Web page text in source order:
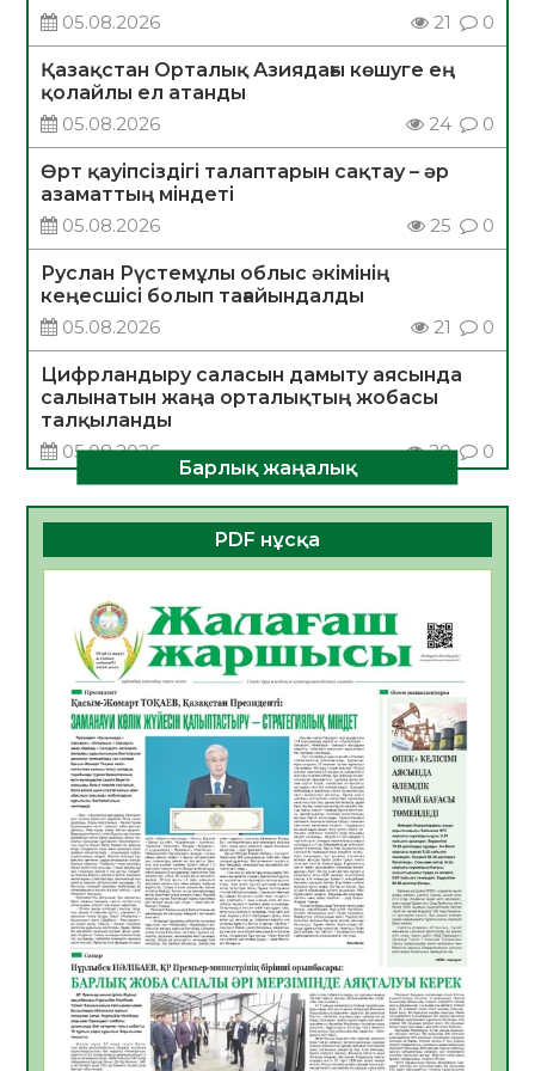
05.08.2026
21 0
Қазақстан Орталық Азиядағы көшуге ең
қолайлы ел атанды
05.08.2026
24 0
Өрт қауіпсіздігі талаптарын сақтау – әр
азаматтың міндеті
05.08.2026
25 0
Руслан Рүстемұлы облыс әкімінің
кеңесшісі болып тағайындалды
05.08.2026
21 0
Цифрландыру саласын дамыту аясында
салынатын жаңа орталықтың жобасы
талқыланды
05.08.2026
20 0
құралдарының таныстырылымы өтті
05.08.2026
21 0
Қазақстандықтардың 72,3%-ы жаңа
Құрылтай үшін дауыс беруге дайын
05.08.2026
23
ӘРБІР ДАУЫС – ҚОҒАМ ДАМУЫНА
ҚОСЫЛҒАН ҮЛЕС
05.08.2026
29
ҚҰРЫЛТАЙ САЙЛАУЫ – БІРЛІК ПЕН
ЖАУАПКЕРШІЛІККЕ БАСТАЙТЫН ҚАДАМ
05.08.2026
28
Мектептен – Ұлттық ұлан сапына
04.08.2026
38
Үкіметтік емес ұйымдарға арналған
сыйлықақы конкурсына өтінім қабылдау
басталды
04.08.2026
42
Барлық жаңалық
PDF нұсқа